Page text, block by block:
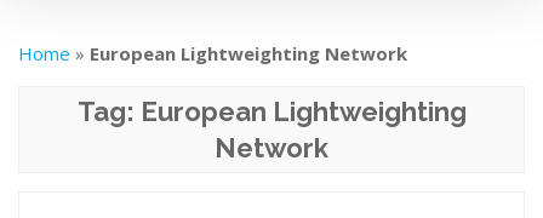
Home » European Lightweighting Network
Tag: European Lightweighting
Network